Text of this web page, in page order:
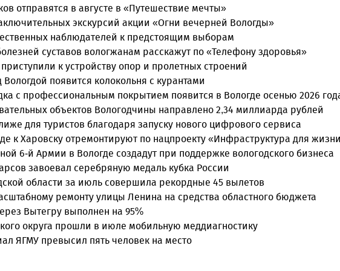
отправятся в августе в «Путешествие мечты»
экскурсий акции «Огни вечерней Вологды»
наблюдателей к предстоящим выборам
суставов вологжанам расскажут по «Телефону здоровья»
к устройству опор и пролетных строений
появится колокольня с курантами
с профессиональным покрытием появится в Вологде осенью 2026
объектов Вологодчины направлено 2,34 миллиарда рублей
для туристов благодаря запуску нового цифрового сервиса
к Харовску отремонтируют по нацпроекту «Инфраструктура для
6-й Армии в Вологде создадут при поддержке вологодского бизнеса
завоевал серебряную медаль кубка России
области за июль совершила рекордные 45 вылетов
ремонту улицы Ленина на средства областного бюджета
Вытегру выполнен на 95%
округа прошли в июле мобильную меддиагностику
ЯГМУ превысил пять человек на место